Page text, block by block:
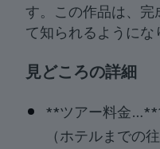
す。この作品は、完
て知られるようにな
見どころの詳細
**ツアー料金
（ホテルまでの